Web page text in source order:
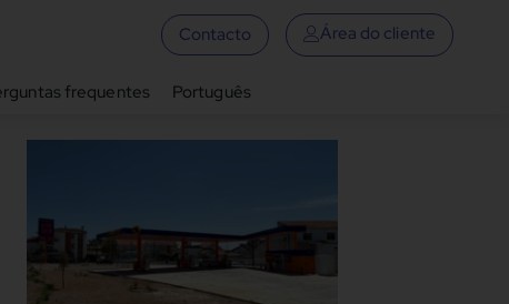
Contacto Área do cliente
frequentes Português